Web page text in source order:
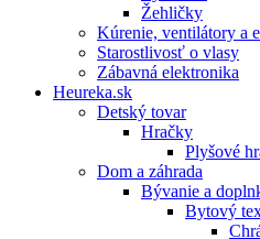
Žehličky
Kúrenie, ventilátory a
Starostlivosť o vlasy
Zábavná elektronika
Heureka.sk
Detský tovar
Hračky
Plyšové
Dom a záhrada
Bývanie a
Bytový